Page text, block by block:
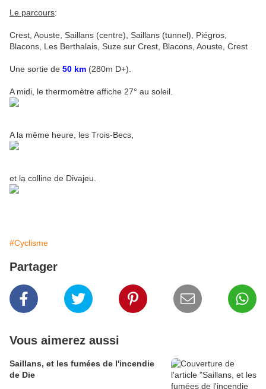
Le parcours:
Crest, Aouste, Saillans (centre), Saillans (tunnel), Piégros,
Blacons, Les Berthalais, Suze sur Crest, Blacons, Aouste, Crest
Une sortie de 50 km (280m D+).
A midi, le thermomètre affiche 27° au soleil.
A la même heure, les Trois-Becs,
et la colline de Divajeu.
#Cyclisme
Partager
Vous aimerez aussi
Saillans, et les fumées de l'incendie
de Die